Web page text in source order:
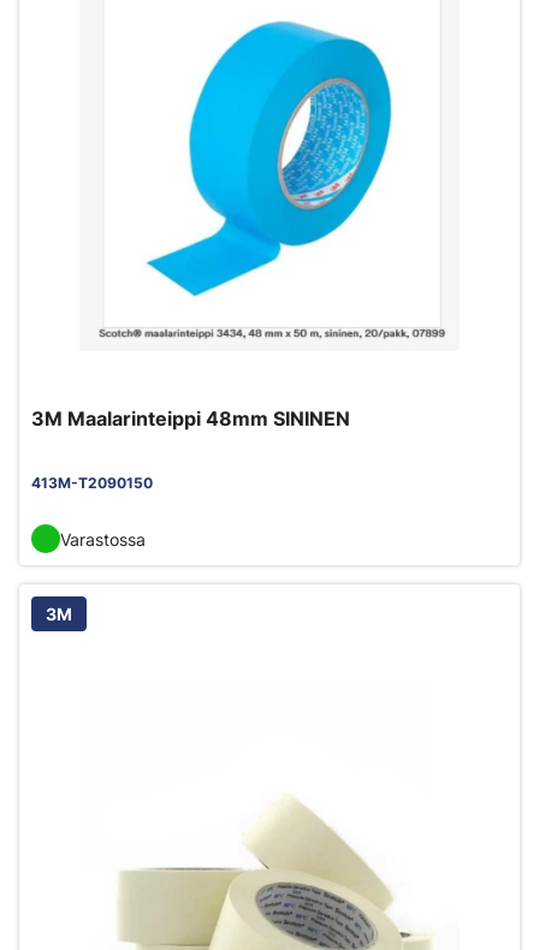
3M Maalarinteippi 48mm SININEN
413M-T2090150
Varastossa
3M